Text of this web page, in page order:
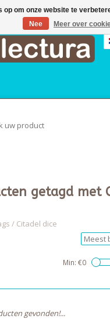
getagd met
/ Citadel dice
Min: €0
gevonden!...
op om onze website te
Nee
Meer over